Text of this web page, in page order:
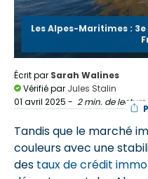
Les Alpes-Maritimes :
Écrit par Sarah Walines
Vérifié par Jules Stalin
01 avril 2025 - 2 min. de lecture
Tandis que le marché
couleurs avec une
des taux de crédit